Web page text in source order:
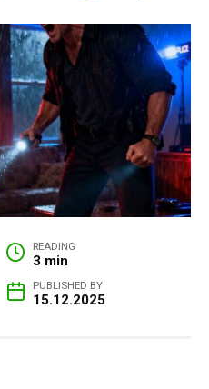
READING
3 min
PUBLISHED BY
15.12.2025